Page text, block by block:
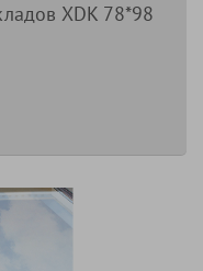
XDK 78*98